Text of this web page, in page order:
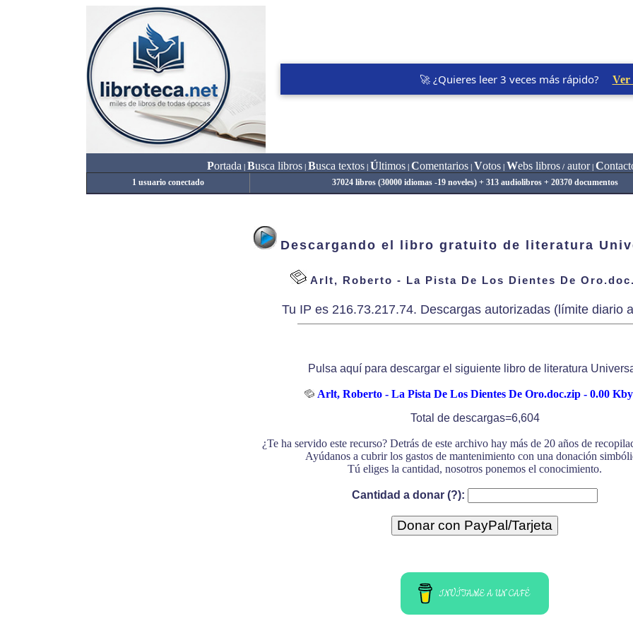
🚀 ¿Quieres leer 3 veces más rápido? Ver
Portada Busca libros| Busca textos| Últimos| Comentarios| Votos| Webs libros/autor| C
1 usuario conectado 37024 libros (30000 idiomas -19 noveles) + 313 audiolibros + 20370 documentos
Descargando el libro gratuito de literatura
Arlt, Roberto - La Pista De Los Dientes De
Tu IP es 216.73.217.74. Descargas autorizadas (límite diario
Pulsa aquí para descargar el siguiente libro de literatura
Arlt, Roberto - La Pista De Los Dientes De Oro.doc.zip - 0.00
Total de descargas=6,604
¿Te ha servido este recurso? Detrás de este archivo hay más de 20 años de
Ayúdanos a cubrir los gastos de mantenimiento con una donación
Tú eliges la cantidad, nosotros ponemos el conocimiento.
Cantidad a donar (?):
INVÍTAME A UN CAFÉ